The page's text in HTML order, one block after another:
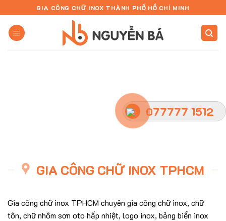
to
content
GIA CÔNG CHỮ INOX THÀNH PHỐ HỒ CHÍ MINH
GIA CÔNG CHỮ INOX TPHCM
Gia công chữ inox TPHCM chuyên gia công chữ inox, chữ
tôn, chữ nhôm sơn oto hấp nhiệt, logo inox, bảng biển inox
077777 1512